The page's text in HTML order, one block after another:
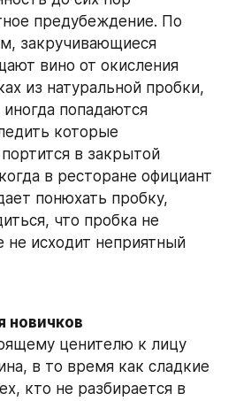
предубеждение. По
закручивающиеся
вино от окисления
из натуральной пробки,
попадаются
которые
в закрытой
в ресторане официант
понюхать пробку,
что пробка не
не исходит неприятный
новичков
ценителю к лицу
в то время как сладкие
кто не разбирается в